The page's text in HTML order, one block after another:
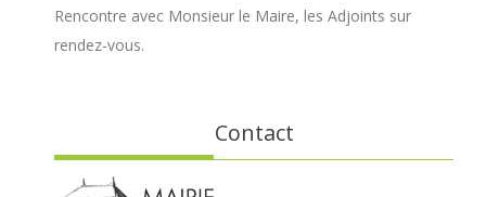
Rencontre avec Monsieur le Maire, les Adjoints sur
rendez-vous.
Contact